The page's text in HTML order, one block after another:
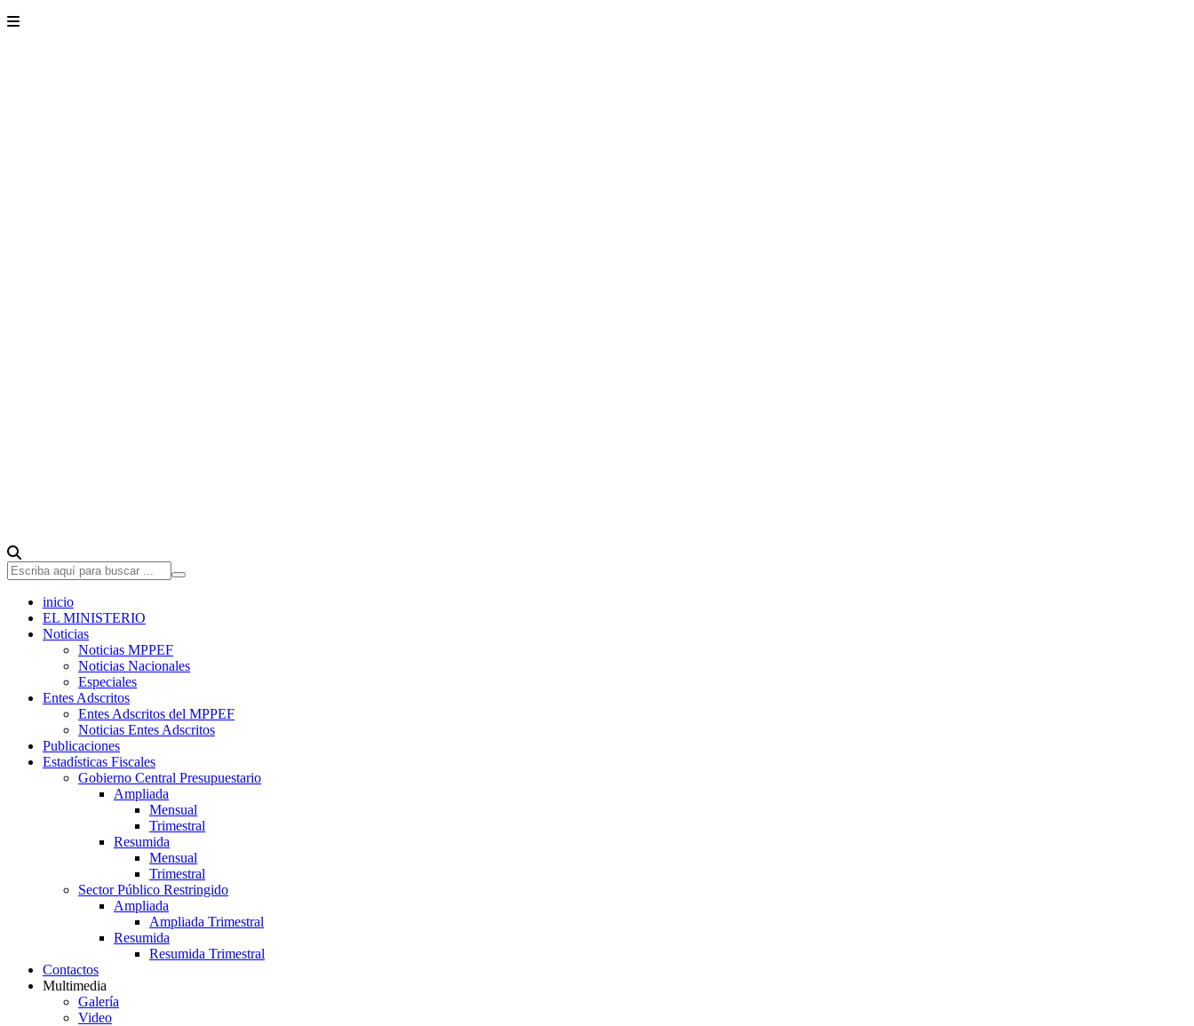
inicio
EL MINISTERIO
Noticias
Noticias MPPEF
Noticias Nacionales
Especiales
Entes Adscritos
Entes Adscritos del MPPEF
Noticias Entes Adscritos
Publicaciones
Estadísticas Fiscales
Gobierno Central Presupuestario
Ampliada
Mensual
Trimestral
Resumida
Mensual
Trimestral
Sector Público Restringido
Ampliada
Ampliada Trimestral
Resumida
Resumida Trimestral
Contactos
Multimedia
Galería
Video